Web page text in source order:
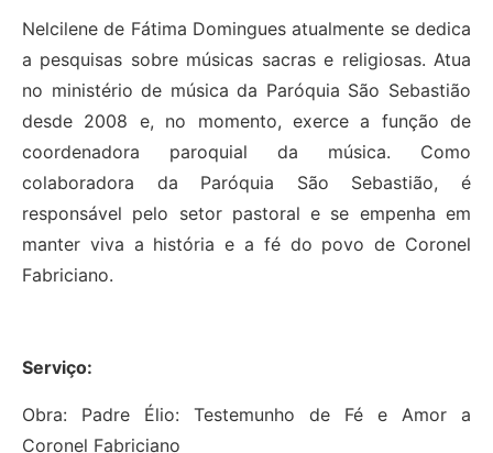
Nelcilene de Fátima Domingues atualmente se dedica
a pesquisas sobre músicas sacras e religiosas. Atua
no ministério de música da Paróquia São Sebastião
desde 2008 e, no momento, exerce a função de
coordenadora paroquial da música. Como
colaboradora da Paróquia São Sebastião, é
responsável pelo setor pastoral e se empenha em
manter viva a história e a fé do povo de Coronel
Fabriciano.
Serviço:
Obra: Padre Élio: Testemunho de Fé e Amor a
Coronel Fabriciano